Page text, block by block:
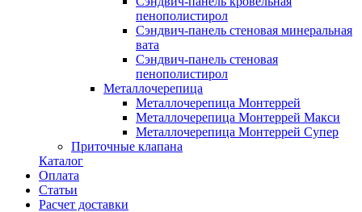
пенополистирол
Сэндвич-панель стеновая минеральная
вата
Сэндвич-панель стеновая
пенополистирол
Металлочерепица
Металлочерепица Монтеррей
Металлочерепица Монтеррей Макси
Металлочерепица Монтеррей Супер
Приточные клапана
Каталог
Оплата
Статьи
Расчет доставки